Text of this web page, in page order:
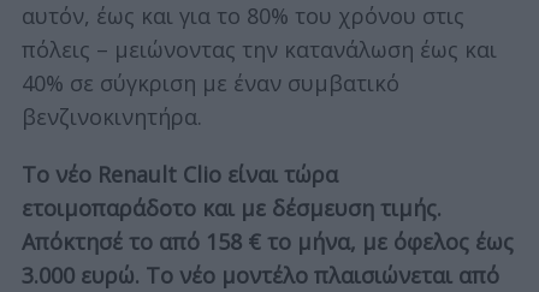
αυτόν, έως και για το 80% του χρόνου στις
πόλεις – μειώνοντας την κατανάλωση έως και
40% σε σύγκριση με έναν συμβατικό
βενζινοκινητήρα.
Το νέο Renault Clio είναι τώρα
ετοιμοπαράδοτο και με δέσμευση τιμής.
Απόκτησέ το από 158 € το μήνα, με όφελος έως
3.000 ευρώ. Το νέο μοντέλο πλαισιώνεται από